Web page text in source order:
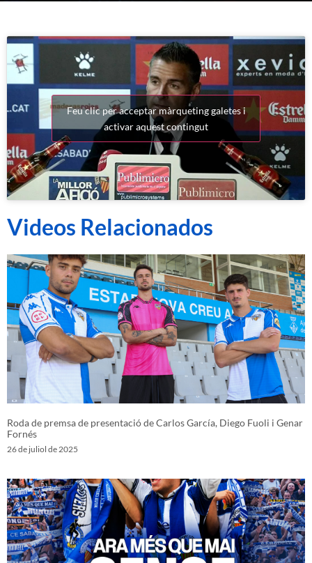
Feu clic per acceptar màrqueting galetes i
activar aquest contingut
Videos Relacionados
Roda de premsa de presentació de Carlos García, Diego Fuoli i Genar
Fornés
26 de juliol de 2025